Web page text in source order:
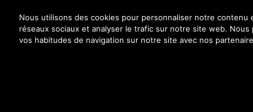
Appuyez sur Entrée pour passer au contenu principal
Nous utilisons des cookies pour personnaliser notre
réseaux sociaux et analyser le trafic sur notre site web.
vos habitudes de navigation sur notre site avec nos